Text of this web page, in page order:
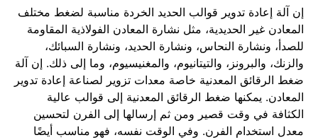
إن آلة إعادة تدوير قوالب الحديد الخردة مناسبة لضغط مختلف
المعادن غير الحديدية، مثل نشارة المعادن الفولاذية المقاومة
للصدأ، ونشارة النحاس، ونشارة الحديد، ونشارة السبائك،
والزنك، والبرونز، والتيتانيوم، والمغنيسيوم، وما إلى ذلك. إن آلة
ضغط الرقائق المعدنية خاصة معدات تزوير لصناعة إعادة تدوير
المعادن. يمكنها ضغط الرقائق المعدنية إلى قوالب عالية
الكثافة في وقت قصير ومن ثم إرسالها إلى الفرن لتحسين
معدل استخدام الفرن. وفي الوقت نفسه، فهو مناسب أيضًا